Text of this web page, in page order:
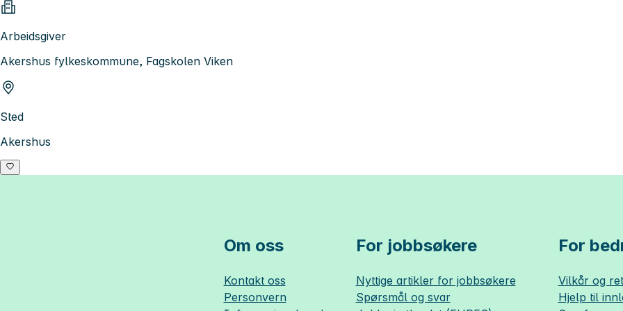
Arbeidsgiver
Akershus fylkeskommune, Fagskolen Viken
Sted
Akershus
Om oss
Kontakt oss
Personvern
For jobbsøkere
Nyttige artikler for jobbsøkere
Spørsmål og svar
For
Vilkår og
Hjelp til